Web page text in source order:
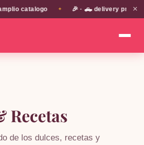
catalogo 🎉 · 🛻 delivery propio✕
Recetas
de los dulces, recetas y